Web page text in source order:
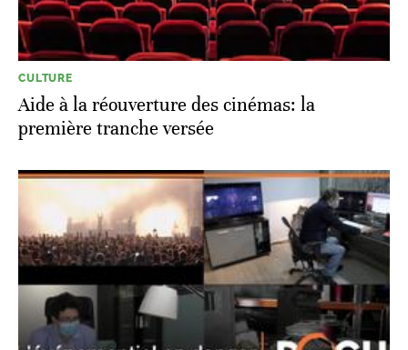
CULTURE
Aide à la réouverture des cinémas: la
première tranche versée